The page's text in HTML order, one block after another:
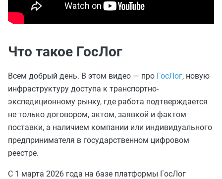
Что такое ГосЛог
Всем добрый день. В этом видео — про ГосЛог, новую
инфраструктуру доступа к транспортно-
экспедиционному рынку, где работа подтверждается
не только договором, актом, заявкой и фактом
поставки, а наличием компании или индивидуального
предпринимателя в государственном цифровом
реестре.
С 1 марта 2026 года на базе платформы ГосЛог